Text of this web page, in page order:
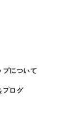
プについて
ブログ